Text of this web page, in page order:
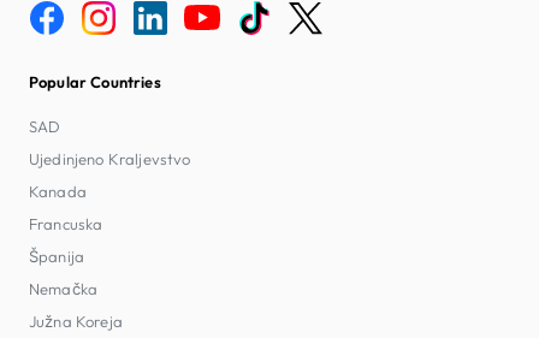
Popular Countries
SAD
Ujedinjeno Kraljevstvo
Kanada
Francuska
Španija
Nemačka
Južna Koreja